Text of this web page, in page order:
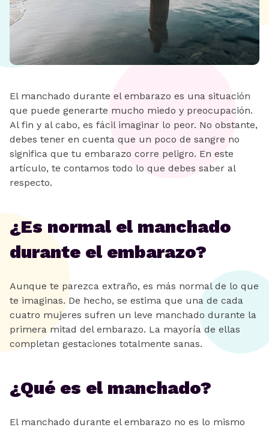
El manchado durante el embarazo es una situación
que puede generarte mucho miedo y preocupación.
Al fin y al cabo, es fácil imaginar lo peor. No obstante,
debes tener en cuenta que un poco de sangre no
significa que tu embarazo corre peligro. En este
artículo, te contamos todo lo que debes saber al
respecto.
¿Es normal el manchado
durante el embarazo?
Aunque te parezca extraño, es más normal de lo que
te imaginas. De hecho, se estima que una de cada
cuatro mujeres sufren un leve manchado durante la
primera mitad del embarazo. La mayoría de ellas
completan gestaciones totalmente sanas.
¿Qué es el manchado?
El manchado durante el embarazo no es lo mismo